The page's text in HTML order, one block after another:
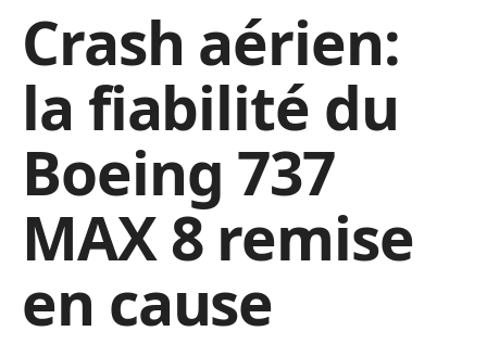
Crash aérien:
la fiabilité du
Boeing 737
MAX 8 remise
en cause